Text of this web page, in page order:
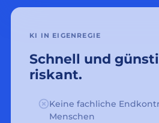
KI IN EIGENREGIE
Schnell und
riskant.
Keine fachliche
Menschen